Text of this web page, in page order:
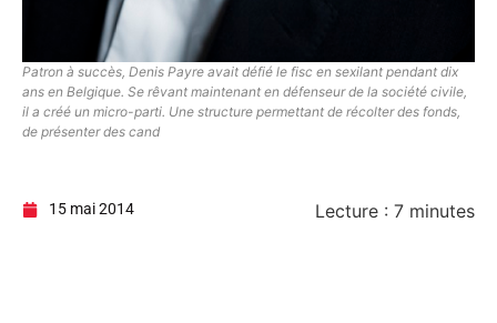
Patron à succès, Denis Payre avait défié le fisc en sexilant pendant dix
ans en Belgique. Se rêvant maintenant en défenseur de la société civile,
il a créé un micro-parti. Une structure permettant de récolter des fonds,
de présenter des cand
15 mai 2014 Lecture : 7 minutes